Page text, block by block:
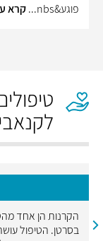
פוגע&nbs...
קרא
הקרנות הן אחד
בסרטן. הטיפול